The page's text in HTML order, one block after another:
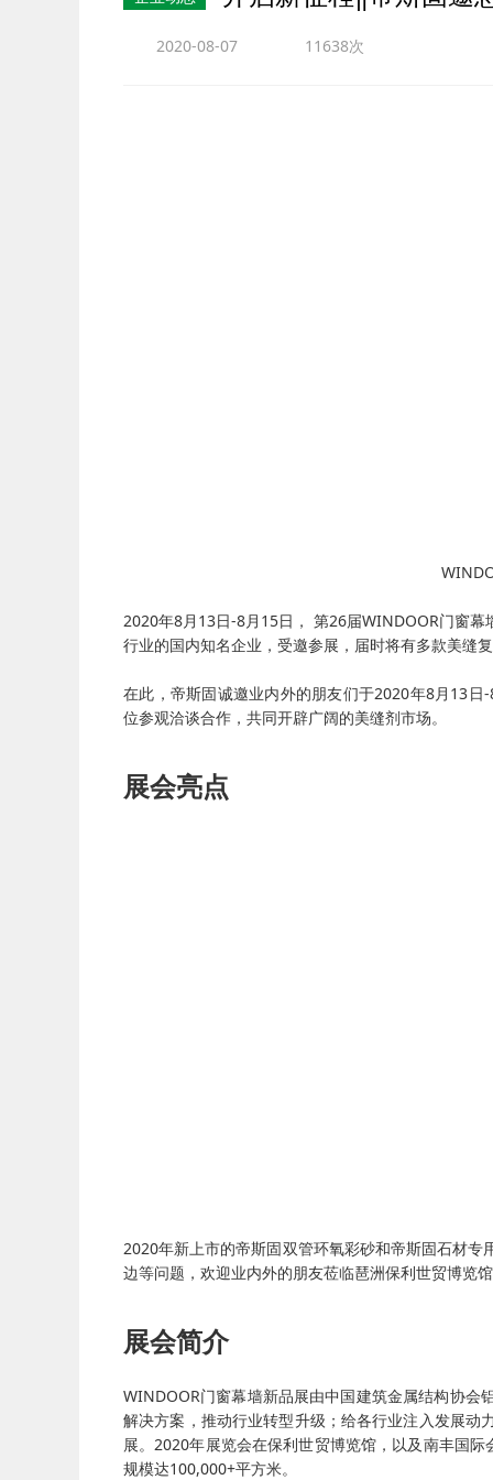
2020-08-07 11638次
2020年8月13日-8月15日， 第26届WINDOOR门窗
行业的国内知名企业，受邀参展，届时将有多款美缝
在此，帝斯固诚邀业内外的朋友们于2020年8月13
位参观洽谈合作，共同开辟广阔的美缝剂市场。
展会亮点
2020年新上市的帝斯固双管环氧彩砂和帝斯固石材
边等问题，欢迎业内外的朋友莅临琶洲保利世贸博览
展会简介
WINDOOR门窗幕墙新品展由中国建筑金属结构协会
解决方案，推动行业转型升级；给各行业注入发展
展。2020年展览会在保利世贸博览馆，以及南丰国
规模达100,000+平方米。